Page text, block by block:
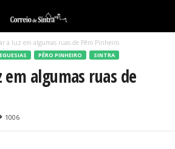
a luz em algumas ruas de Pêro Pinheiro
PÊRO PINHEIRO SINTRA
algumas ruas de
1006